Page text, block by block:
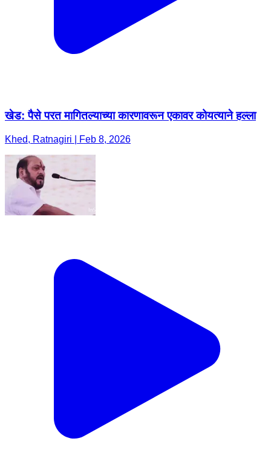
खेड: पैसे परत मागितल्याच्या कारणावरून एकावर कोयत्याने हल्ला
Khed, Ratnagiri | Feb 8, 2026